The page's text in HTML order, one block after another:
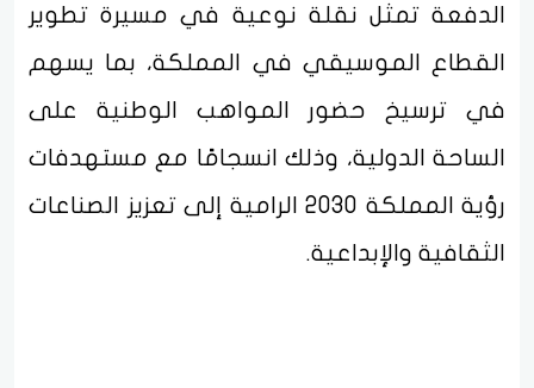
الدفعة تمثل نقلة نوعية في مسيرة تطوير
القطاع الموسيقي في المملكة، بما يسهم
في ترسيخ حضور المواهب الوطنية على
الساحة الدولية، وذلك انسجامًا مع مستهدفات
رؤية المملكة 2030 الرامية إلى تعزيز الصناعات
الثقافية والإبداعية.